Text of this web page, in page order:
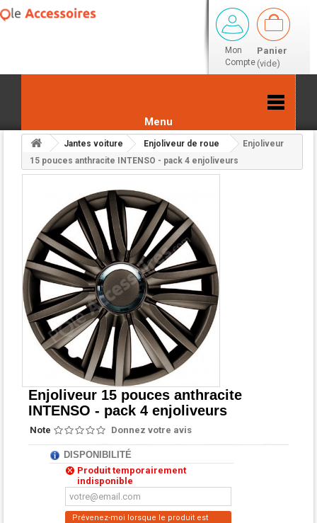
Mon
Compte
Panier
(vide)
Menu
Jantes voiture Enjoliveur de roue
Enjoliveur
15 pouces anthracite INTENSO - pack 4 enjoliveursRetour aux résultats
Enjoliveur 15 pouces anthracite
INTENSO - pack 4 enjoliveurs
Note Donnez votre avis
DISPONIBILITÉ
Produit temporairement
indisponible
Prévenez-moi lorsque le produit est